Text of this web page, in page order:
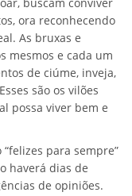
ora reconhecendo
As bruxas e
mesmos e cada um
de ciúme, inveja,
são os vilões
possa viver bem e
para sempre”
haverá dias de
de opiniões.